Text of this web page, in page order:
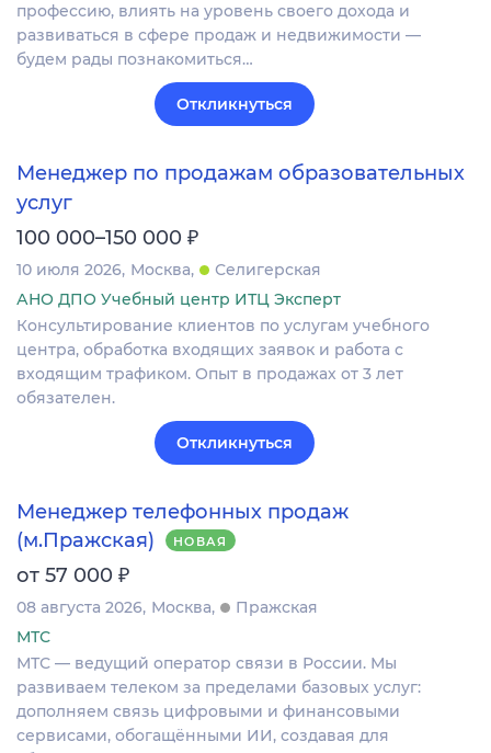
профессию, влиять на уровень своего дохода и
развиваться в сфере продаж и недвижимости —
будем рады познакомиться…
Откликнуться
Менеджер по продажам образовательных
услуг
100 000–150 000 ₽
10 июля 2026 Москва
Селигерская
АНО ДПО Учебный центр ИТЦ Эксперт
Консультирование клиентов по услугам учебного
центра, обработка входящих заявок и работа с
входящим трафиком. Опыт в продажах от 3 лет
обязателен.
Откликнуться
Менеджер телефонных продаж
(м.Пражская)
НОВАЯ
от 57 000 ₽
08 августа 2026 Москва
Пражская
МТС
МТС — ведущий оператор связи в России. Мы
развиваем телеком за пределами базовых услуг:
дополняем связь цифровыми и финансовыми
сервисами, обогащёнными ИИ, создавая для